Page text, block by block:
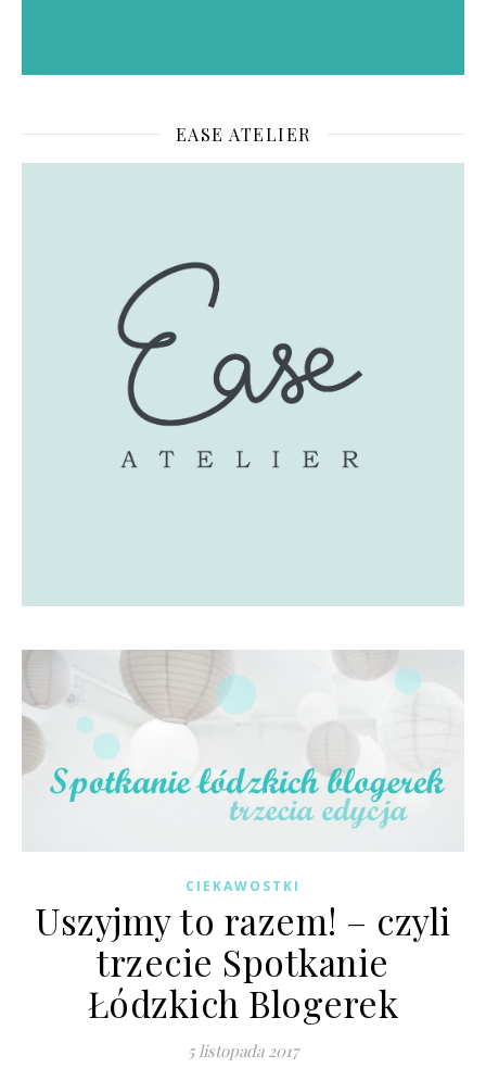
EASE ATELIER
CIEKAWOSTKI
Uszyjmy to razem! – czyli
trzecie Spotkanie
Łódzkich Blogerek
5 listopada 2017